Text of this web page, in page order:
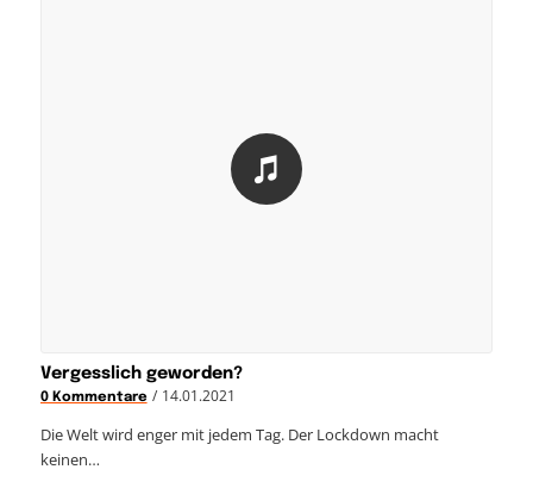
Vergesslich geworden?
0 Kommentare / 14.01.2021
Die Welt wird enger mit jedem Tag. Der Lockdown macht
keinen…